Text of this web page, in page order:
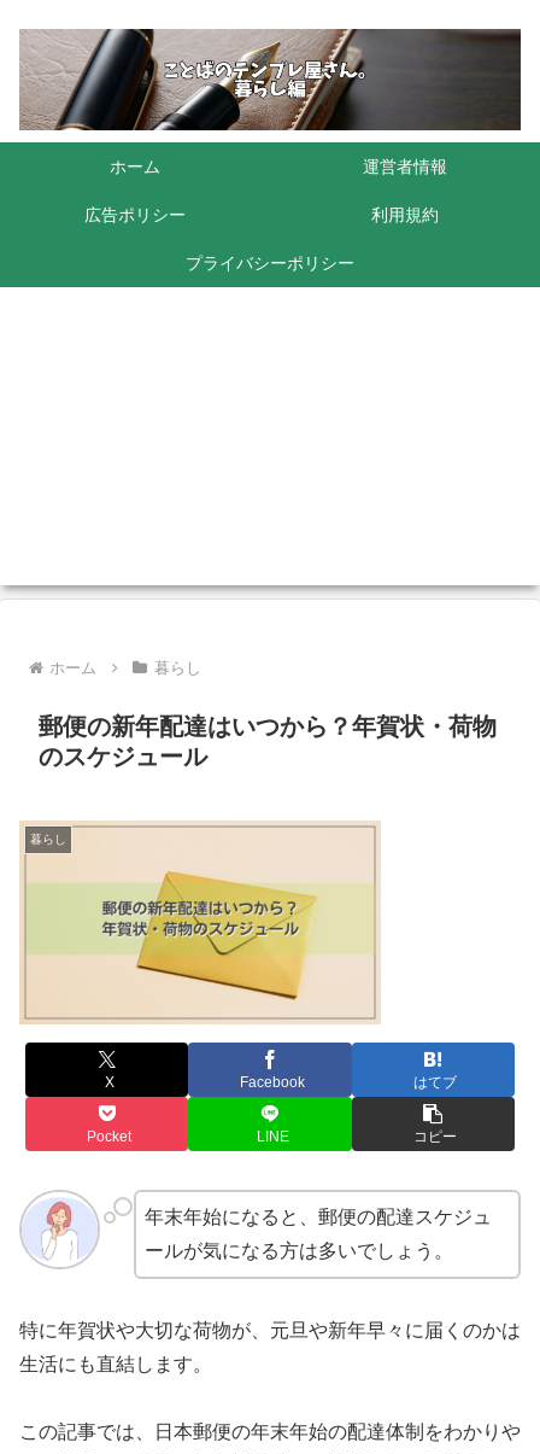
ホーム 運営者情報
広告ポリシー 利用規約
プライバシーポリシー
ホーム 暮らし
郵便の新年配達はいつから？年賀状・荷物
のスケジュール
暮らし
X Facebook はてブ
Pocket LINE コピー
年末年始になると、郵便の配達スケジュ
ールが気になる方は多いでしょう。
特に年賀状や大切な荷物が、元旦や新年早々に届くのかは
生活にも直結します。
この記事では、日本郵便の年末年始の配達体制をわかりや